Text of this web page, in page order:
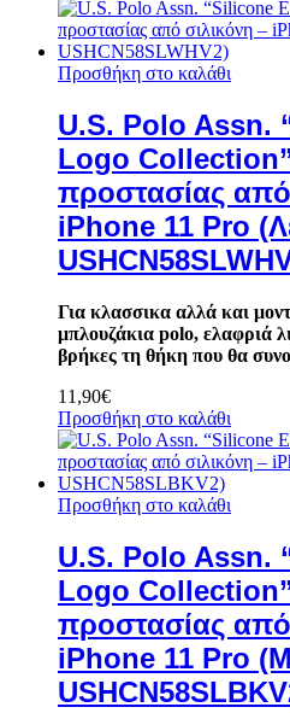
Προσθήκη στο καλάθι
U.S. Polo Assn.
Logo
προστασίας από
iPhone 11 Pro
Για κλασσικα αλλά και
μπλουζάκια polo, ελαφριά
βρήκες τη θήκη που θα
11,90€
Προσθήκη στο καλάθι
Προσθήκη στο καλάθι
U.S. Polo Assn.
Logo
προστασίας από
iPhone 11 Pro